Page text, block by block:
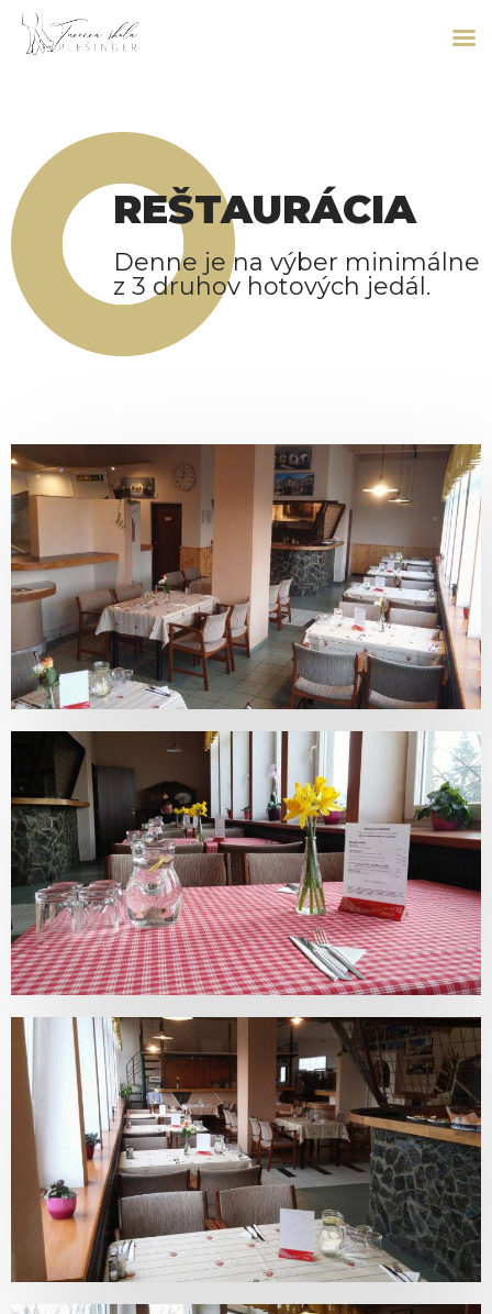
REŠTAURÁCIA
Denne je na výber minimálne
z 3 druhov hotových jedál.